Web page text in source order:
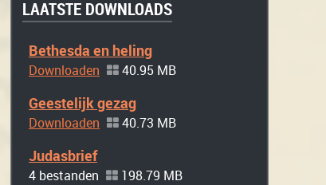
LAATSTE DOWNLOADS
Bethesda en heling
Downloaden 40.95 MB
Geestelijk gezag
Downloaden 40.73 MB
Judasbrief
4 bestanden 198.79 MB